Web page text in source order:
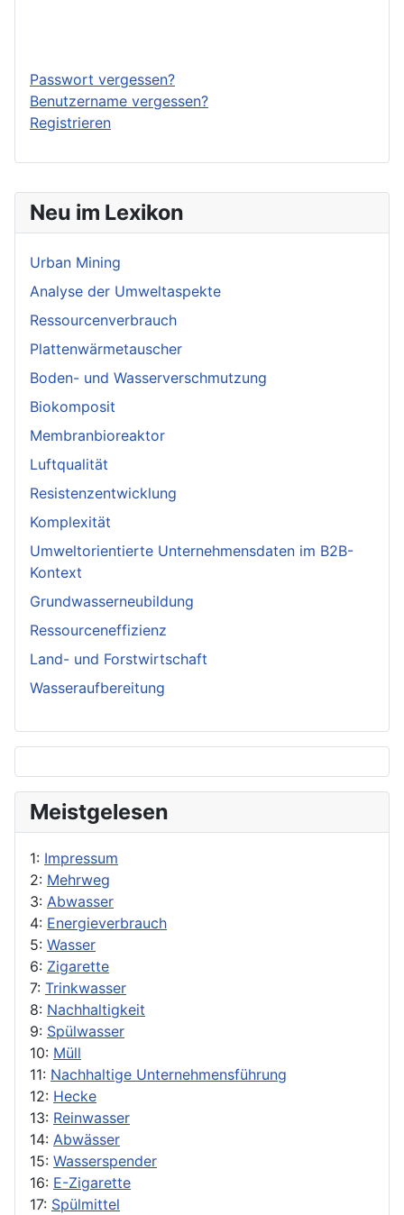
Neu im Lexikon
Urban Mining
Analyse der Umweltaspekte
Ressourcenverbrauch
Plattenwärmetauscher
Boden- und Wasserverschmutzung
Biokomposit
Membranbioreaktor
Luftqualität
Resistenzentwicklung
Komplexität
Umweltorientierte Unternehmensdaten im B2B-
Kontext
Grundwasserneubildung
Ressourceneffizienz
Land- und Forstwirtschaft
Wasseraufbereitung
Meistgelesen
1: Impressum
2: Mehrweg
3: Abwasser
4: Energieverbrauch
5: Wasser
6: Zigarette
7: Trinkwasser
8: Nachhaltigkeit
9: Spülwasser
10: Müll
11: Nachhaltige Unternehmensführung
12: Hecke
13: Reinwasser
14: Abwässer
15: Wasserspender
16: E-Zigarette
17: Spülmittel
Passwort vergessen?
Benutzername vergessen?
Registrieren